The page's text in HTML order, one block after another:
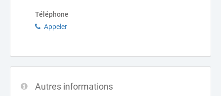
Téléphone
Appeler
Autres informations